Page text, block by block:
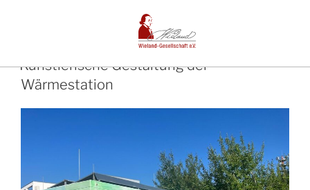
Künstlerische Gestaltung der
Wärmestation